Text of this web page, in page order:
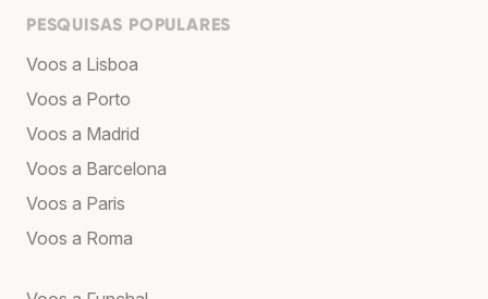
PESQUISAS POPULARES
Voos a Lisboa
Voos a Porto
Voos a Madrid
Voos a Barcelona
Voos a Paris
Voos a Roma